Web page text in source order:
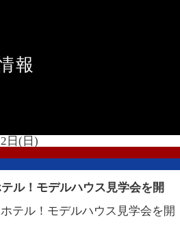
報
日(日)
ル！モデルハウス見学会を開